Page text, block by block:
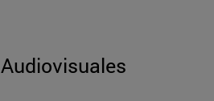
Audiovisuales